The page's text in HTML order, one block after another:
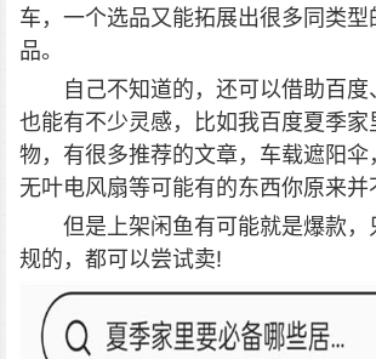
车，一个选品又能拓展出很多同类型
品。
自己不知道的，还可以借助百
也能有不少灵感，比如我百度夏季家
物，有很多推荐的文章，车载遮阳伞
无叶电风扇等可能有的东西你原来并
但是上架闲鱼有可能就是爆款，
规的，都可以尝试卖!